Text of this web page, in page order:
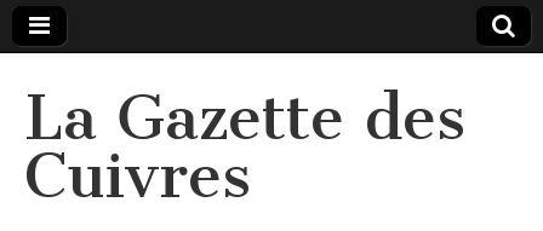
La Gazette des
Cuivres